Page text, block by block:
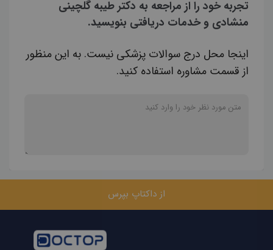
تجربه خود را از مراجعه به دکتر طیبه گلچینی
منشادی و خدمات دریافتی بنویسید.
اینجا محل درج سوالات پزشکی نیست. به این منظور
از قسمت مشاوره استفاده کنید.
از داکتاپ بپرس